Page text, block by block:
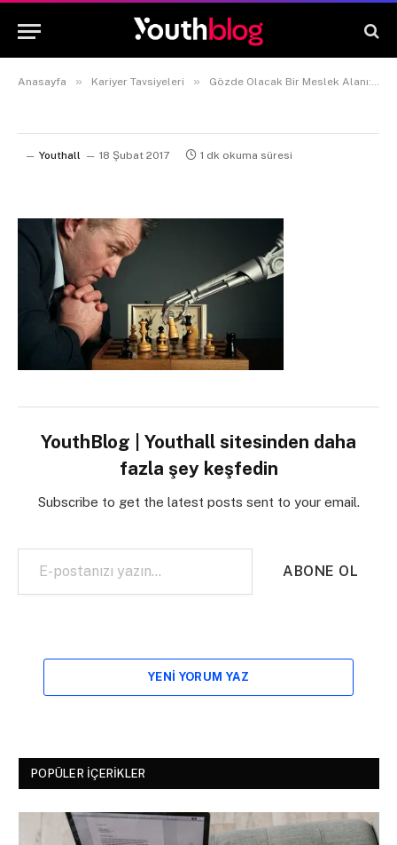
Anasayfa » Kariyer Tavsiyeleri » Gözde Olacak Bir Meslek Alanı: Yapay Zeka Teknolojisi
Youthall 18 Şubat 2017 1 dk okuma süresi
YouthBlog | Youthall sitesinden daha
fazla şey keşfedin
Subscribe to get the latest posts sent to your email.
E-postanızı yazın…
ABONE OL
YENI YORUM YAZ
POPÜLER İÇERIKLER